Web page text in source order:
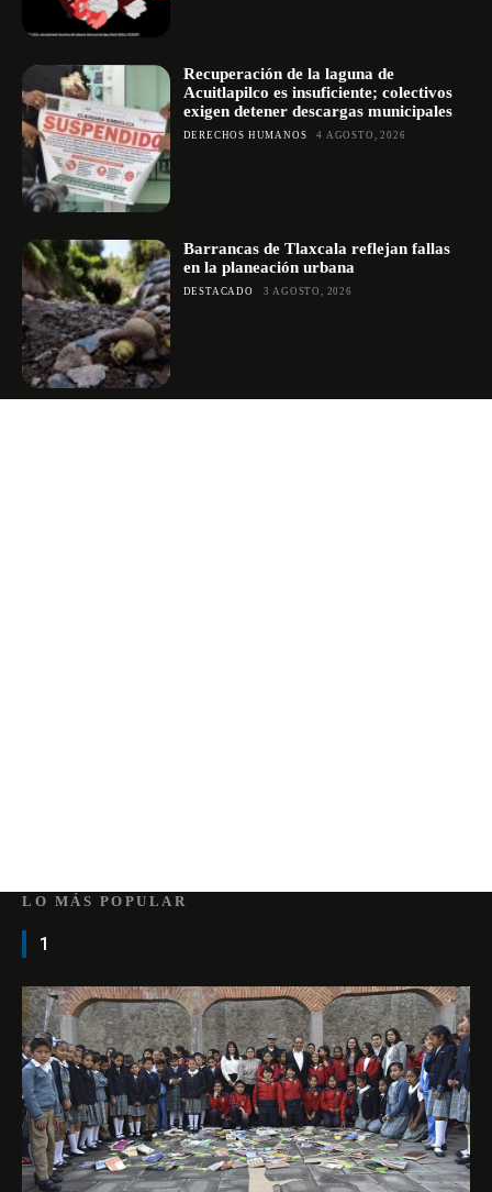
Recuperación de la laguna de
Acuitlapilco es insuficiente; colectivos
exigen detener descargas municipales
DERECHOS HUMANOS 4 AGOSTO, 2026
Barrancas de Tlaxcala reflejan fallas
en la planeación urbana
DESTACADO 3 AGOSTO, 2026
LO MÁS POPULAR
1